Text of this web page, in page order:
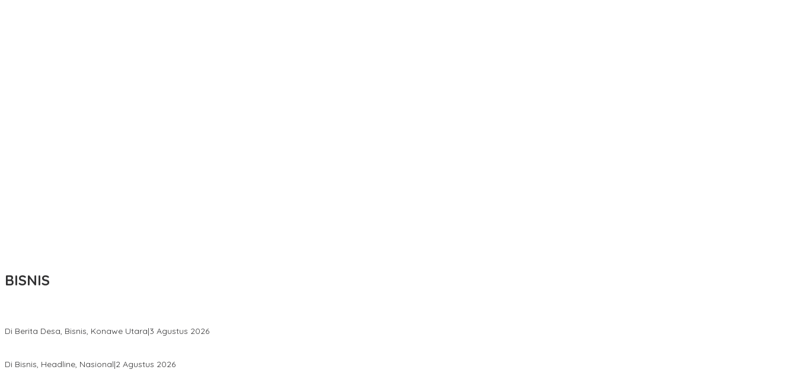
BISNIS
Di Berita Desa, Bisnis, Konawe Utara|3 Agustus 2026
Di Bisnis, Headline, Nasional|2 Agustus 2026